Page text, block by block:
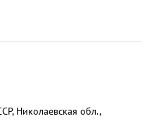
Николаевская обл.,